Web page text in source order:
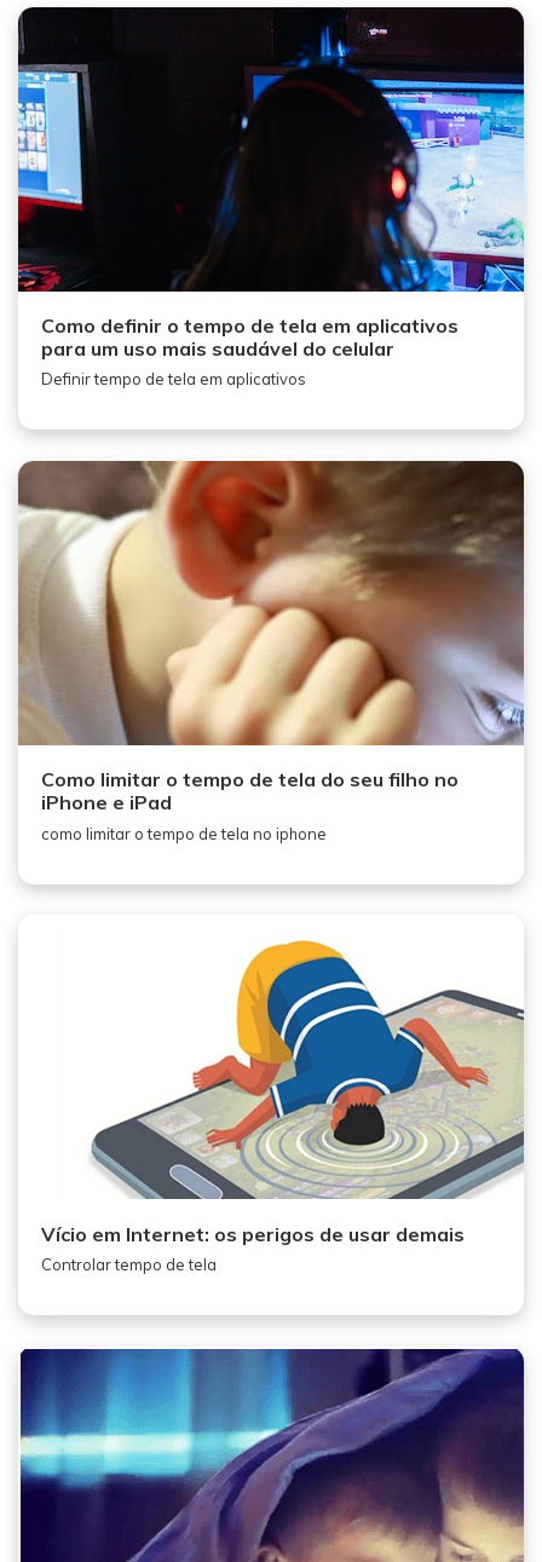
Como definir o tempo de tela em aplicativos
para um uso mais saudável do celular
Definir tempo de tela em aplicativos
Como limitar o tempo de tela do seu filho no
iPhone e iPad
como limitar o tempo de tela no iphone
Vício em Internet: os perigos de usar demais
Controlar tempo de tela